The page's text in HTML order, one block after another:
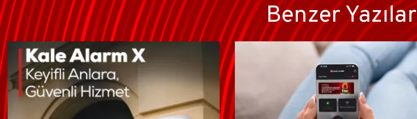
Benzer Yazılar